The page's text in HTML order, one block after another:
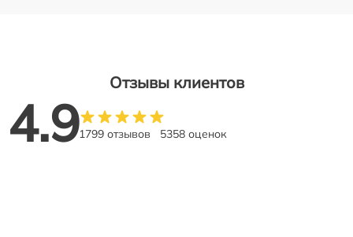
Отзывы клиентов
4.91799 отзывов 5358 оценок